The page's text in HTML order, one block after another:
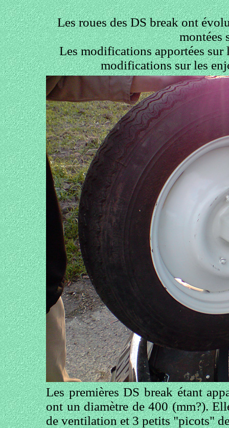
Les roues des DS break ont
montées
Les modifications apportées sur
modifications sur les
Les premières DS break étant
ont un diamètre de 400 (mm?).
de ventilation et 3 petits "picots"